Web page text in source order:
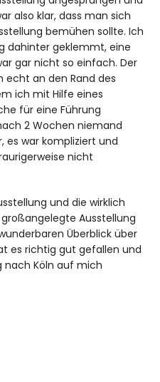
also klar, dass man sich
bemühen sollte. Ich
dahinter geklemmt, eine
gar nicht so einfach. Der
echt an den Rand des
ich mit Hilfe eines
für eine Führung
2 Wochen niemand
es war kompliziert und
nicht
und die wirklich
Ausstellung
Überblick über
es richtig gut gefallen und
nach Köln auf mich